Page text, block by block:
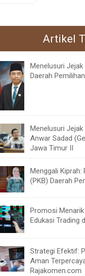
Artikel
Menelusuri
Daerah Pemilihan
Menelusuri
Anwar Sadad
Jawa Timur II
Menggali Kiprah:
(PKB) Daerah
Promosi
Edukasi Trading
Strategi Efektif:
Aman
Rajakomen.com